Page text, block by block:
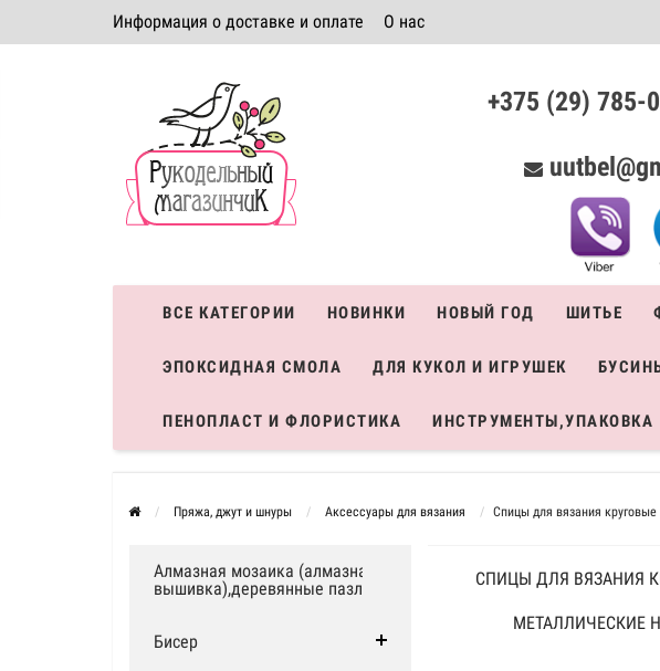
Информация о доставке и оплате О нас
Система скидок +375 (29)
ВСЕ КАТЕГОРИИ НОВИНКИ НОВЫЙ ГОД ШИТЬЕ
ЭПОКСИДНАЯ СМОЛА ДЛЯ КУКОЛ И ИГРУШЕК
ПЕНОПЛАСТ И ФЛОРИСТИКА ИНСТРУМЕНТЫ,УПАКОВКА
Пряжа, джут и шнуры Аксессуары для вязания Спицы для вязания
Алмазная мозаика (алмазная
вышивка),деревянные пазлы
Бисер
СПИЦЫ ДЛЯ ВЯЗАНИЯ
МЕТАЛЛИЧЕСКИЕ